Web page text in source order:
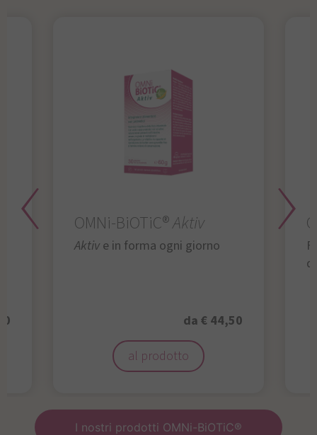
OMNi-BiOTiC®Aktiv
Aktiv e in forma ogni giorno
da € 44,50
al prodotto
I nostri prodotti OMNi-BiOTiC®